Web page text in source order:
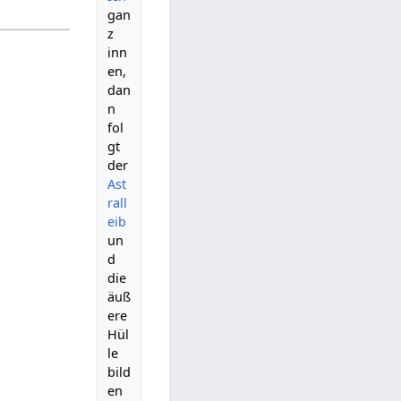
gan
z
inn
en,
dan
n
fol
gt
der
Ast
rall
eib
un
d
die
äuß
ere
Hül
le
bild
en